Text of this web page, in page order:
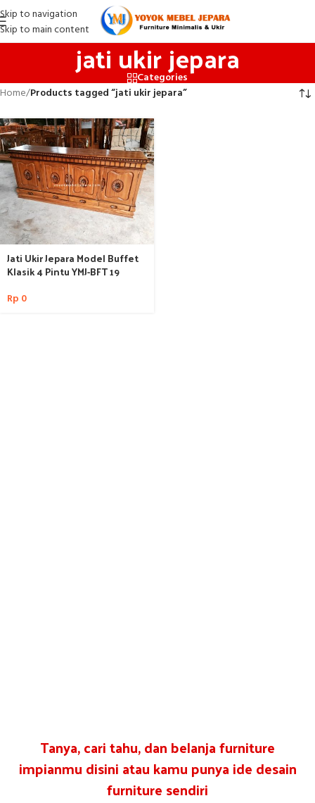
Skip to navigation
Skip to main content
jati ukir jepara
Categories
Home/Products tagged “jati ukir jepara”
Jati Ukir Jepara Model Buffet
Klasik 4 Pintu YMJ-BFT 19
Rp 0
Tanya, cari tahu, dan belanja furniture
impianmu disini atau kamu punya ide desain
furniture sendiri